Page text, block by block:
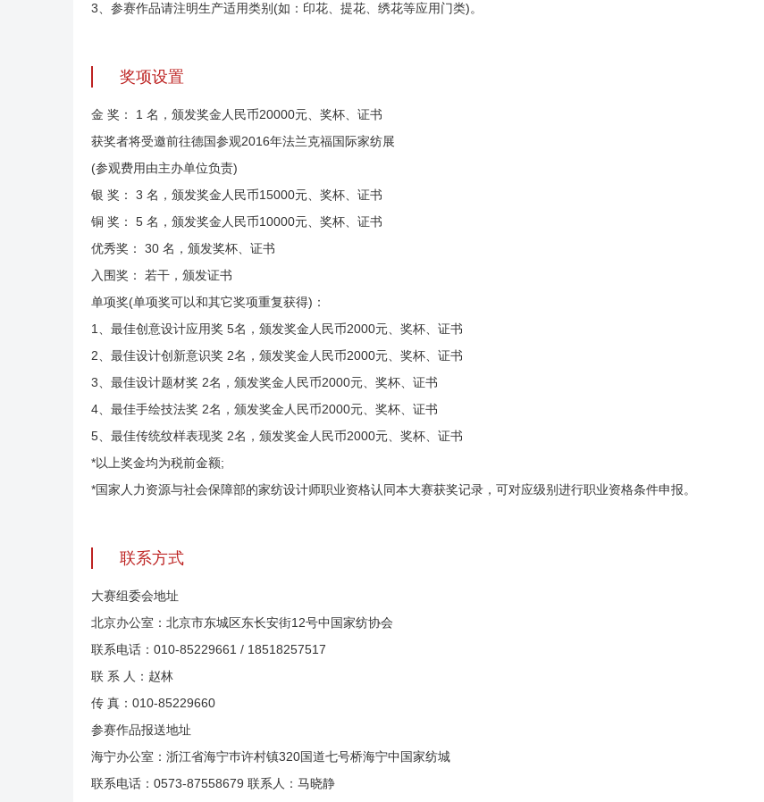
3、参赛作品请注明生产适用类别(如：印花、提花、绣花等应用门类)。
奖项设置
金 奖： 1 名，颁发奖金人民币20000元、奖杯、证书
获奖者将受邀前往德国参观2016年法兰克福国际家纺展
(参观费用由主办单位负责)
银 奖： 3 名，颁发奖金人民币15000元、奖杯、证书
铜 奖： 5 名，颁发奖金人民币10000元、奖杯、证书
优秀奖： 30 名，颁发奖杯、证书
入围奖： 若干，颁发证书
单项奖(单项奖可以和其它奖项重复获得)：
1、最佳创意设计应用奖 5名，颁发奖金人民币2000元、奖杯、证书
2、最佳设计创新意识奖 2名，颁发奖金人民币2000元、奖杯、证书
3、最佳设计题材奖 2名，颁发奖金人民币2000元、奖杯、证书
4、最佳手绘技法奖 2名，颁发奖金人民币2000元、奖杯、证书
5、最佳传统纹样表现奖 2名，颁发奖金人民币2000元、奖杯、证书
*以上奖金均为税前金额;
*国家人力资源与社会保障部的家纺设计师职业资格认同本大赛获奖记录，可对应级别进行职业资格条件申报。
联系方式
大赛组委会地址
北京办公室：北京市东城区东长安街12号中国家纺协会
联系电话：010-85229661 / 18518257517
联 系 人：赵林
传 真：010-85229660
参赛作品报送地址
海宁办公室：浙江省海宁巿许村镇320国道七号桥海宁中国家纺城
联系电话：0573-87558679 联系人：马晓静